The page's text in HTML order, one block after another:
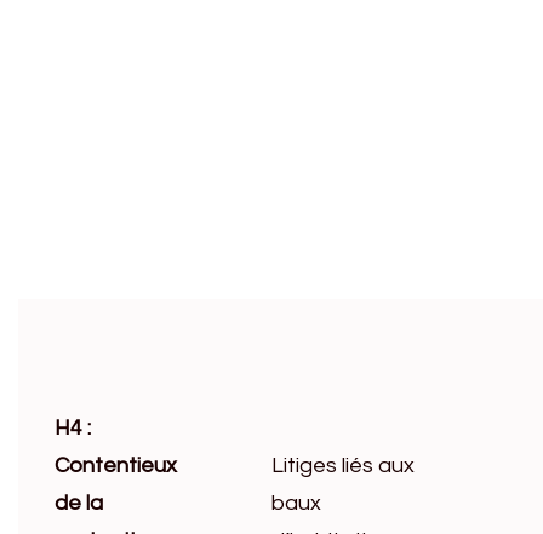
H4 :
Contentieux
de la
Litiges liés aux
baux